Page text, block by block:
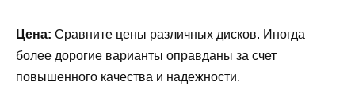
Цена: Сравните цены различных дисков. Иногда
более дорогие варианты оправданы за счет
повышенного качества и надежности.